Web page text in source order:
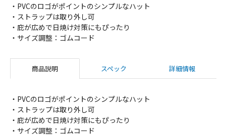
・PVCのロゴがポイントのシンプルなハット
・ストラップは取り外し可
・庇が広めで日焼け対策にもぴったり
・サイズ調整：ゴムコード
商品説明 スペック 詳細情報
・PVCのロゴがポイントのシンプルなハット
・ストラップは取り外し可
・庇が広めで日焼け対策にもぴったり
・サイズ調整：ゴムコード